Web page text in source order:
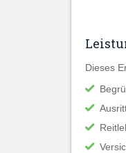
Dieses